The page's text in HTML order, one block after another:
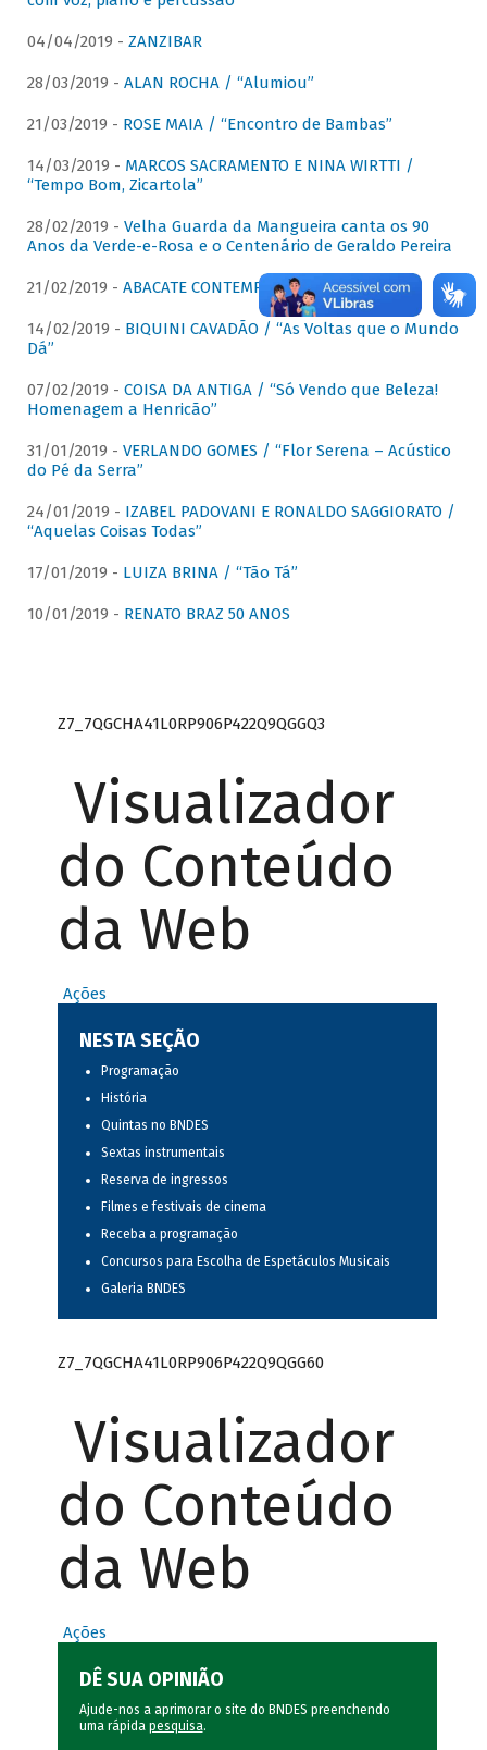
04/04/2019 - ZANZIBAR
28/03/2019 - ALAN ROCHA / “Alumiou”
21/03/2019 - ROSE MAIA / “Encontro de Bambas”
14/03/2019 - MARCOS SACRAMENTO E NINA WIRTTI /
“Tempo Bom, Zicartola”
28/02/2019 - Velha Guarda da Mangueira canta os 90
Anos da Verde-e-Rosa e o Centenário de Geraldo Pereira
21/02/2019 - ABACATE CONTEMPORÂNEO
14/02/2019 - BIQUINI CAVADÃO / “As Voltas que o Mundo
Dá”
07/02/2019 - COISA DA ANTIGA / “Só Vendo que Beleza!
Homenagem a Henricão”
31/01/2019 - VERLANDO GOMES / “Flor Serena – Acústico
do Pé da Serra”
24/01/2019 - IZABEL PADOVANI E RONALDO SAGGIORATO /
“Aquelas Coisas Todas”
17/01/2019 - LUIZA BRINA / “Tão Tá”
10/01/2019 - RENATO BRAZ 50 ANOS
Z7_7QGCHA41L0RP906P422Q9QGGQ3
Visualizador
do Conteúdo
da Web
Ações
NESTA SEÇÃO
Programação
História
Quintas no BNDES
Sextas instrumentais
Reserva de ingressos
Filmes e festivais de cinema
Receba a programação
Concursos para Escolha de Espetáculos Musicais
Galeria BNDES
Z7_7QGCHA41L0RP906P422Q9QGG60
Visualizador
do Conteúdo
da Web
Ações
DÊ SUA OPINIÃO
Ajude-nos a aprimorar o site do BNDES preenchendo
uma rápida pesquisa.